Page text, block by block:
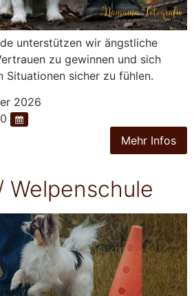
unterstützen wir ängstliche
zu gewinnen und sich
Situationen sicher zu fühlen.
2026
Welpenschule